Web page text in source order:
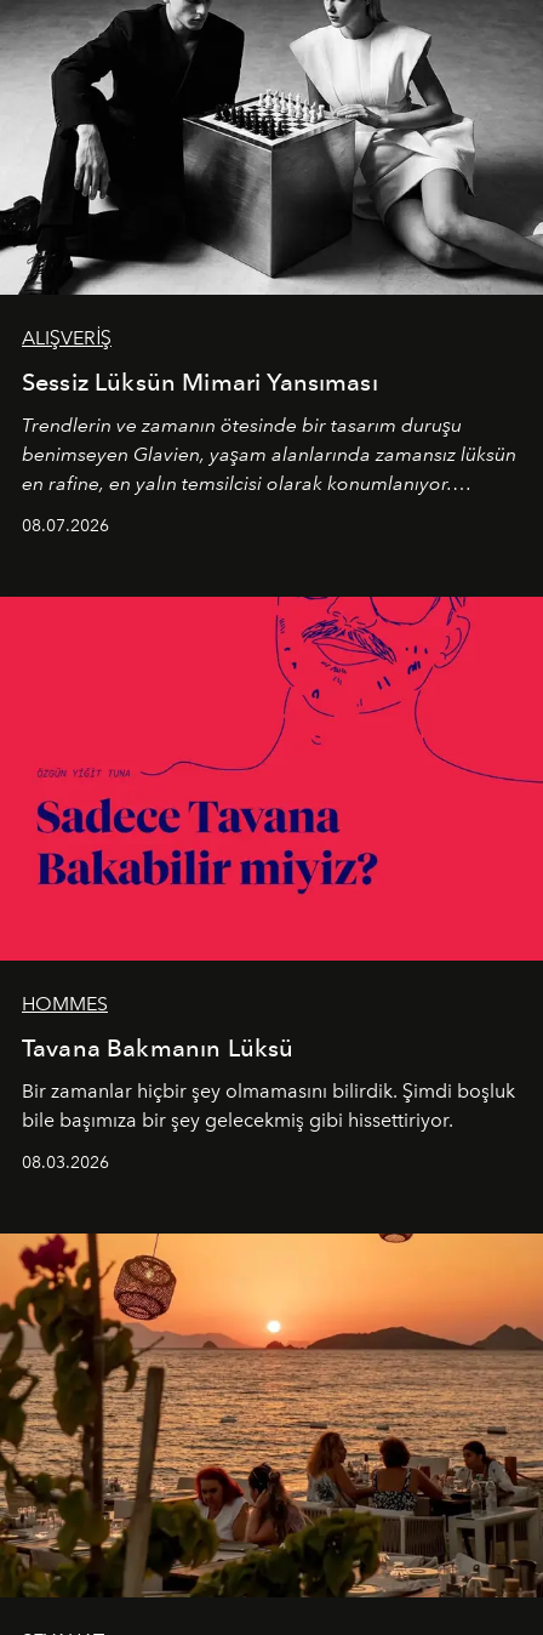
ALIŞVERİŞ
Sessiz Lüksün Mimari Yansıması
Trendlerin ve zamanın ötesinde bir tasarım duruşu
benimseyen Glavien, yaşam alanlarında zamansız lüksün
en rafine, en yalın temsilcisi olarak konumlanıyor.
08.07.2026
HOMMES
Tavana Bakmanın Lüksü
Bir zamanlar hiçbir şey olmamasını bilirdik. Şimdi boşluk
bile başımıza bir şey gelecekmiş gibi hissettiriyor.
08.03.2026